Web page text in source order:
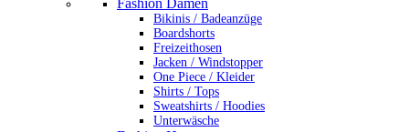
Fashion Damen
Bikinis / Badeanzüge
Boardshorts
Freizeithosen
Jacken / Windstopper
One Piece / Kleider
Shirts / Tops
Sweatshirts / Hoodies
Unterwäsche